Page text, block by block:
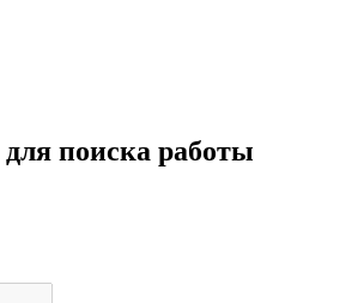
поиска работы